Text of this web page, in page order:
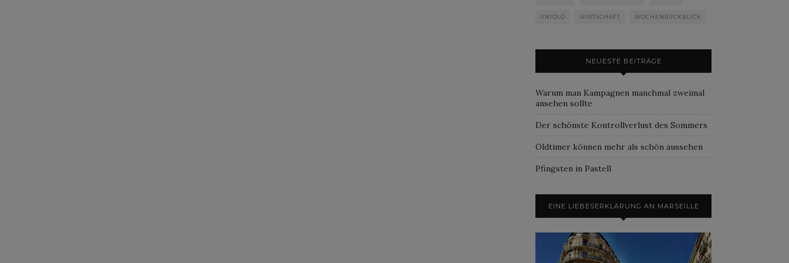
UNIQLO WIRTSCHAFT WOCHENRÜCKBLICK
NEUESTE BEITRÄGE
Warum man Kampagnen manchmal zweimal
ansehen sollte
Der schönste Kontrollverlust des Sommers
Oldtimer können mehr als schön aussehen
Pfingsten in Pastell
EINE LIEBESERKLÄRUNG AN MARSEILLE